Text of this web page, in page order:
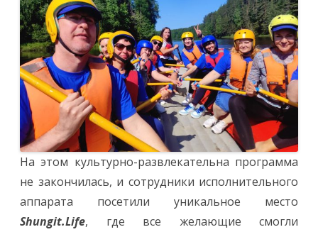
На этом культурно-развлекательна программа
не закончилась, и сотрудники исполнительного
аппарата посетили уникальное место
Shungit.Life, где все желающие смогли